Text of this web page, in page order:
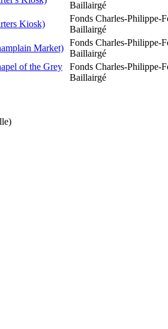
Baillairgé
Kiosk)
Fonds Charles-Philippe-
Baillairgé
Market)
Fonds Charles-Philippe-
Baillairgé
of the Grey
Fonds Charles-Philippe-
Baillairgé